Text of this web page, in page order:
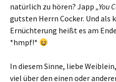
natürlich zu hören? Japp „You
gutsten Herrn Cocker. Und als
Ernüchterung heißt es am
*hmpf!*
In diesem Sinne, liebe
viel über den einen oder